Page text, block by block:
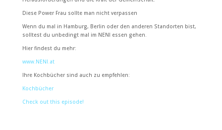
Diese Power Frau sollte man nicht verpassen
Wenn du mal in Hamburg, Berlin oder den anderen Standorten bist,
solltest du unbedingt mal im NENI essen gehen.
Hier findest du mehr:
www.NENI.at
Ihre Kochbücher sind auch zu empfehlen:
Kochbücher
Check out this episode!